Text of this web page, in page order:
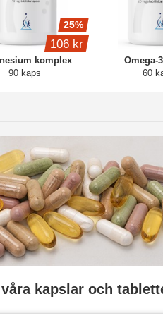
komplex
90 kaps
25%
106 kr
Omega-
60
kapslar och